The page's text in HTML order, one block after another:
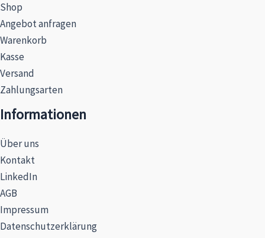
Shop
Angebot anfragen
Warenkorb
Kasse
Versand
Zahlungsarten
Informationen
Über uns
Kontakt
LinkedIn
AGB
Impressum
Datenschutzerklärung